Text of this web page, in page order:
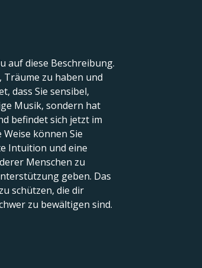
auf diese Beschreibung.
Träume zu haben und
dass Sie sensibel,
Musik, sondern hat
befindet sich jetzt im
können Sie
Intuition und eine
Menschen zu
geben. Das
schützen, die dir
zu bewältigen sind.